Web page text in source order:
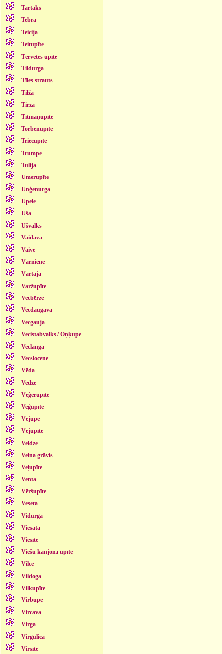
Tartaks
Tebra
Teicija
Teitupīte
Tērvetes upīte
Tildurga
Tīles strauts
Tilža
Tirza
Tītmaņupīte
Torbēnupīte
Triecupīte
Trumpe
Tulija
Umerupīte
Unģenurga
Upele
Ūša
Ušvalks
Vaidava
Vaive
Vārniene
Vārtāja
Varžupīte
Vecbērze
Vecdaugava
Vecgauja
Vecistabvalks / Oņķupe
Veclanga
Vecslocene
Vēda
Vedze
Vēģerupīte
Veģupīte
Vējupe
Vējupīte
Veldze
Velna grāvis
Veļupīte
Venta
Vēršupīte
Veseta
Vidurga
Viesata
Viesīte
Viešu kanjona upīte
Vilce
Vildoga
Vilkupīte
Virbupe
Vircava
Virga
Virgulica
Virsīte